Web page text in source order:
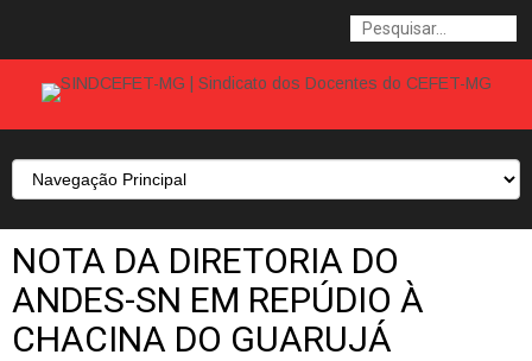
NOTA DA DIRETORIA DO
ANDES-SN EM REPÚDIO À
CHACINA DO GUARUJÁ